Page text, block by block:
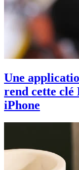
Une
rend cette
iPhone